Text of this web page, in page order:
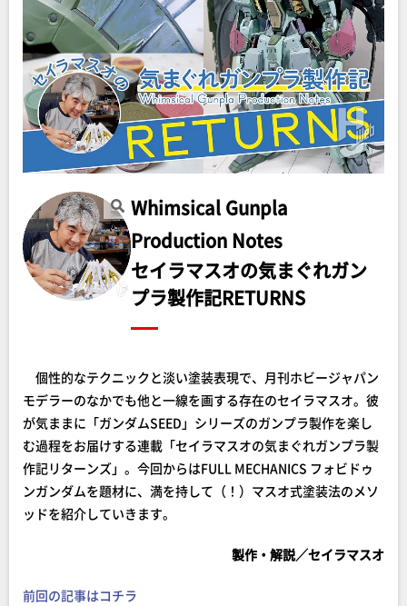
Whimsical Gunpla
Production Notes
セイラマスオの気まぐれガン
プラ製作記RETURNS
個性的なテクニックと淡い塗装表現で、月刊ホビージャパン
モデラーのなかでも他と一線を画する存在のセイラマスオ。彼
が気ままに「ガンダムSEED」シリーズのガンプラ製作を楽し
む過程をお届けする連載「セイラマスオの気まぐれガンプラ製
作記リターンズ」。今回からはFULL MECHANICS フォビドゥ
ンガンダムを題材に、満を持して（！）マスオ式塗装法のメソ
ッドを紹介していきます。
製作・解説／セイラマスオ
前回の記事はコチラ